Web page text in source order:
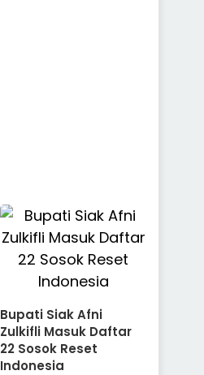
Bupati Siak Afni
Zulkifli Masuk Daftar
22 Sosok Reset
Indonesia